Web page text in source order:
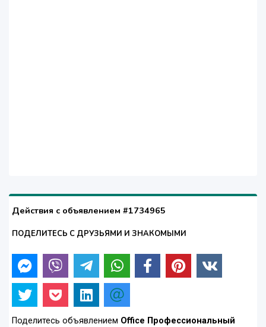
Действия с объявлением #1734965
ПОДЕЛИТЕСЬ С ДРУЗЬЯМИ И ЗНАКОМЫМИ
Поделитесь объявлением Office Профессиональный